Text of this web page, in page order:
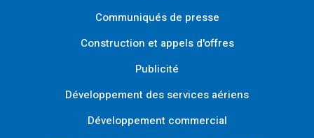
Communiqués de presse
Construction et appels d'offres
Publicité
Développement des services aériens
Développement commercial